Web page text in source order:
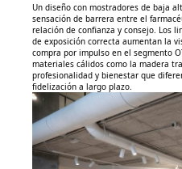
Un diseño con mostradores de baja
sensación de barrera entre el
relación de confianza y consejo. Los
de exposición correcta aumentan la
compra por impulso en el segmento
materiales cálidos como la madera
profesionalidad y bienestar que
fidelización a largo plazo.